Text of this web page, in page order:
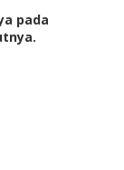
pada